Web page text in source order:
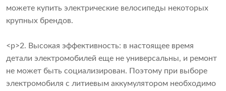
можете купить электрические велосипеды некоторых
крупных брендов.
<р>2. Высокая эффективность: в настоящее время
детали электромобилей еще не универсальны, и ремонт
не может быть социализирован. Поэтому при выборе
электромобиля с литиевым аккумулятором необходимо